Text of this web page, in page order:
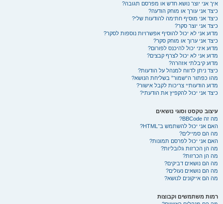
איך אני יוצר נושא חדש או מפרסם תגובה?
כיצד אני עורך או מוחק הודעה?
כיצד אני מוסיף חתימה להודעות שלי?
כיצד אני יוצר סקר?
מדוע אני לא יכול להוסיף אפשרויות נוספות לסקר?
כיצד אני ערוך או מוחק סקר?
מדוע איני יכול להיכנס לפורום?
מדוע אני לא יכול לצרף קבצים?
מדוע קיבלתי אזהרה?
כיצד ניתן לדווח למנהל על הודעות?
מהו כפתור ה“שמור” בשליחת הנושא?
מדוע הודעותיי צריכות לקבל אישור?
כיצד אני יכול להקפיץ את הודעתי?
עיצוב טקסט וסוגי נושאים
מה זה BBCode?
האם אני יכול להשתמש ב־HTML?
מה הם סמיילים?
האם אני יכול לפרסם תמונות?
מה הן הכרזות גלובליות?
מה הן הכרזות?
מה הם נושאים דביקים?
מה הם נושאים נעולים?
מה הם אייקונים לנושא?
רמות משתמשים וקבוצות